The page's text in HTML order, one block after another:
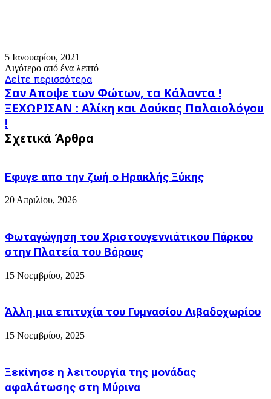
5 Ιανουαρίου, 2021
Λιγότερο από ένα λεπτό
Δείτε περισσότερα
Σαν
Αποψε
των
Φώτων,
τα
Κάλαντα
Σαν Αποψε των Φώτων, τα Κάλαντα !
ΞΕΧΩΡΙΣΑΝ
:
Αλίκη
και
!
ΞΕΧΩΡΙΣΑΝ : Αλίκη και Δούκας Παλαιολόγου
!
Σχετικά Άρθρα
Εφυγε απο την ζωή o Ηρακλής Ξύκης
20 Απριλίου, 2026
Φωταγώγηση του Χριστουγεννιάτικου Πάρκου
στην Πλατεία του Βάρους
15 Νοεμβρίου, 2025
Άλλη μια επιτυχία του Γυμνασίου Λιβαδοχωρίου
15 Νοεμβρίου, 2025
Ξεκίνησε η λειτουργία της μονάδας
αφαλάτωσης στη Μύρινα